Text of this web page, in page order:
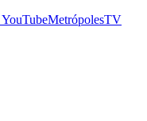
YouTubeMetrópolesTV